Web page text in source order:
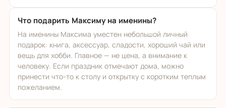
Что подарить Максиму на именины?
На именины Максима уместен небольшой личный
подарок: книга, аксессуар, сладости, хороший чай или
вещь для хобби. Главное — не цена, а внимание к
человеку. Если праздник отмечают дома, можно
принести что-то к столу и открытку с коротким теплым
пожеланием.